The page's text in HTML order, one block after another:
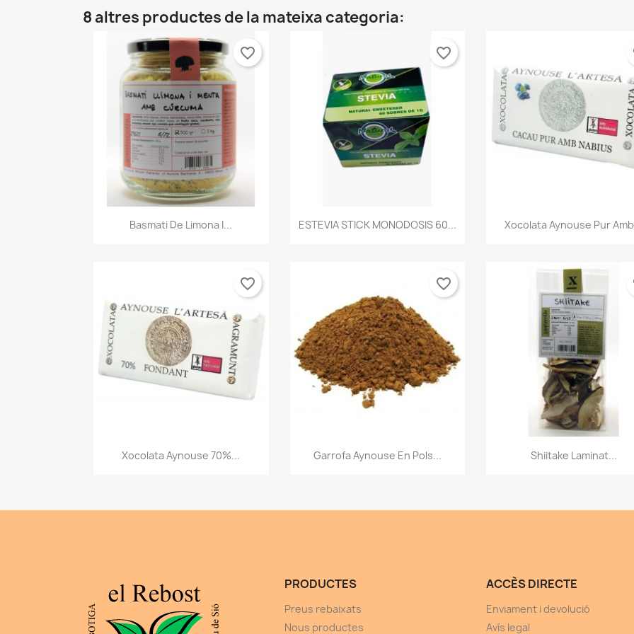
8 altres productes de la mateixa categoria:
Vista ràpida
Basmati De Limona I...
favorite_border
Vista ràpida
ESTEVIA STICK MONODOSIS 60...
favorite_border
 Vista ràpida
Xocolata Aynouse Pur
Vista ràpida
Xocolata Aynouse 70%...
favorite_border
 Vista ràpida
Garrofa Aynouse En Pols...
favorite_border
Vista ràpida
Shiitake Laminat...
PRODUCTES
Preus rebaixats
Nous productes
ACCÈS DIRECTE
Enviament i devolució
Avís legal